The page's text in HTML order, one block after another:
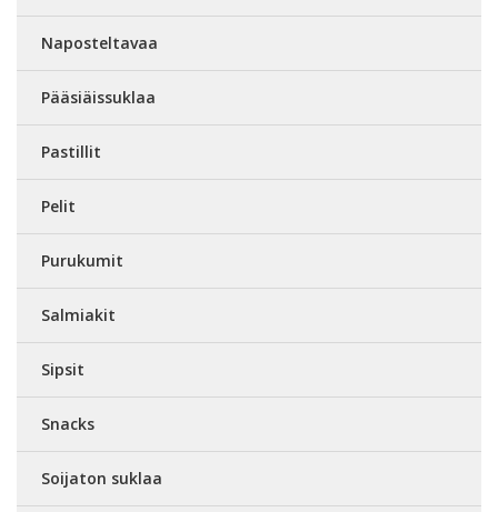
Naposteltavaa
Pääsiäissuklaa
Pastillit
Pelit
Purukumit
Salmiakit
Sipsit
Snacks
Soijaton suklaa